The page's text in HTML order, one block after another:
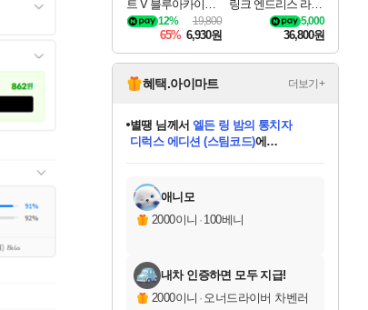
트 V 블루아카이브
팩 DJMAX RESPE
CT V Blue Archive P
ack DLC
19,800
12%
65% 6,930원
링크 엔드리스 라그
나로크 업그레이드
킷 Granblue Fantasy
Relink Endless Ragn
arok Upgrade Kit DL
C
5,000
36,800원
혜택.아이마트 더보기+
교환.
당첨되셨습니다.
니코 님께서 (본편포함) 데이브 더
다이버 인 더 정글 번들 (스팀코드)
당첨되셨습니다.
당첨되셨습니다.
당첨되셨습니다.
당첨되셨습니다.
당첨되셨습니다.
에디션 (스팀코드)
당첨되셨습니다.
애니모
2000이니 · 100베니
내차 인증하면 모두 지급!
2000이니 · 오너드라이버 차벤러